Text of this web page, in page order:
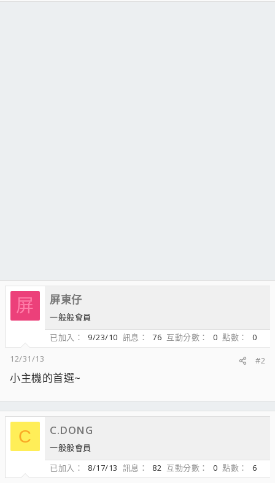
屏 屏東仔
一般般會員
已加入
9/23/10 訊息 76 互動分數 0 點數
0
12/31/13
#2
小主機的首選~
C C.DONG
一般般會員
已加入
8/17/13 訊息 82 互動分數 0 點數
6